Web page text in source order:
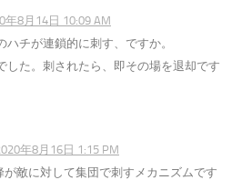
年8月14日 10:09 AM
ハチが連鎖的に刺す、ですか。
した。刺されたら、即その場を退却です
年8月16日 1:15 PM
が敵に対して集団で刺すメカニズムです